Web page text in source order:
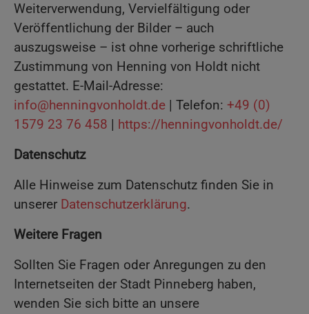
Weiterverwendung, Vervielfältigung oder
Veröffentlichung der Bilder – auch
auszugsweise – ist ohne vorherige schriftliche
Zustimmung von Henning von Holdt nicht
gestattet. E-Mail-Adresse:
info@henningvonholdt.de | Telefon: +49 (0)
1579 23 76 458 | https://henningvonholdt.de/
Datenschutz
Alle Hinweise zum Datenschutz finden Sie in
unserer Datenschutzerklärung.
Weitere Fragen
Sollten Sie Fragen oder Anregungen zu den
Internetseiten der Stadt Pinneberg haben,
wenden Sie sich bitte an unsere